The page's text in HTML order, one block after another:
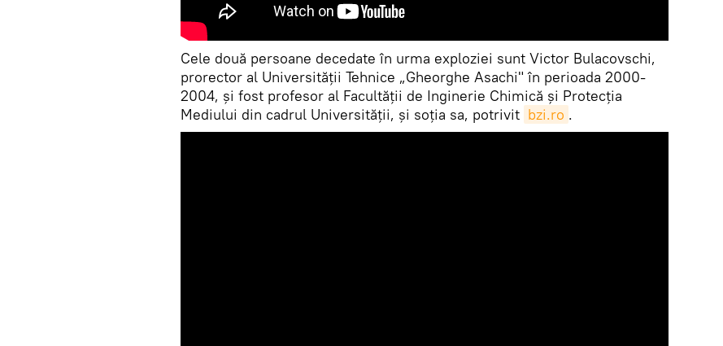
Cele două persoane decedate în urma exploziei sunt Victor Bulacovschi,
prorector al Universităţii Tehnice „Gheorghe Asachi" în perioada 2000-
2004, şi fost profesor al Facultăţii de Inginerie Chimică şi Protecţia
Mediului din cadrul Universităţii, şi soţia sa, potrivit bzi.ro .